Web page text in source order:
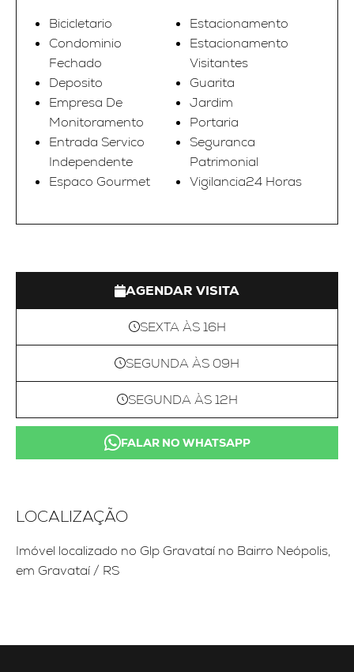
Bicicletario
Condominio
Fechado
Deposito
Empresa De
Monitoramento
Entrada Servico
Independente
Espaco Gourmet
Estacionamento
Estacionamento
Visitantes
Guarita
Jardim
Portaria
Seguranca
Patrimonial
Vigilancia24 Horas
AGENDAR VISITA
SEXTA ÀS 16H
SEGUNDA ÀS 09H
SEGUNDA ÀS 12H
FALAR NO WHATSAPP
LOCALIZAÇÃO
Imóvel localizado no Glp Gravataí no Bairro Neópolis,
em Gravataí / RS